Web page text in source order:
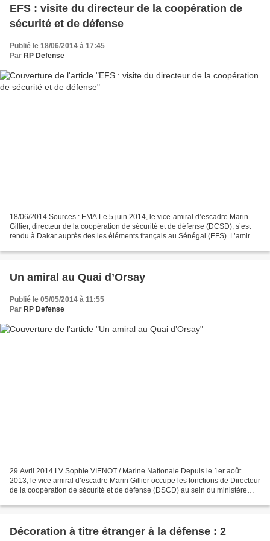
EFS : visite du directeur de la coopération de
sécurité et de défense
Publié le 18/06/2014 à 17:45
Par RP Defense
18/06/2014 Sources : EMA Le 5 juin 2014, le vice-amiral d’escadre Marin
Gillier, directeur de la coopération de sécurité et de défense (DCSD), s’est
rendu à Dakar auprès des les éléments français au Sénégal (EFS). L’amiral
Un amiral au Quai d’Orsay
Publié le 05/05/2014 à 11:55
Par RP Defense
29 Avril 2014 LV Sophie VIENOT / Marine Nationale Depuis le 1er août
2013, le vice amiral d’escadre Marin Gillier occupe les fonctions de Directeur
de la coopération de sécurité et de défense (DSCD) au sein du ministère
Décoration à titre étranger à la défense : 2